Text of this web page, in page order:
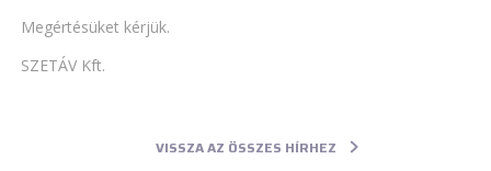
Megértésüket kérjük.
SZETÁV Kft.
VISSZA AZ ÖSSZES HÍRHEZ